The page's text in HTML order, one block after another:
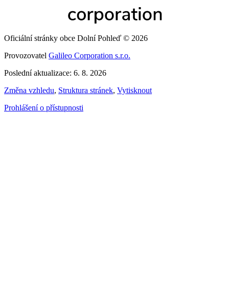
Oficiální stránky obce Dolní Pohleď © 2026
Provozovatel Galileo Corporation s.r.o.
Poslední aktualizace: 6. 8. 2026
Změna vzhledu, Struktura stránek, Vytisknout
Prohlášení o přístupnosti